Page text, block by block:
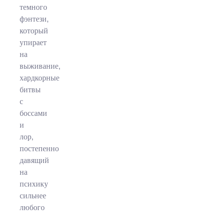
темного
фэнтези,
который
упирает
на
выживание,
хардкорные
битвы
с
боссами
и
лор,
постепенно
давящий
на
психику
сильнее
любого